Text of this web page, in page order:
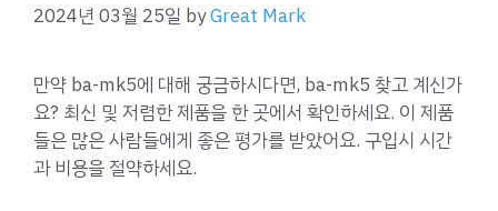
2024년 03월 25일 byGreat Mark
만약 ba-mk5에 대해 궁금하시다면, ba-mk5 찾고 계신가
요? 최신 및 저렴한 제품을 한 곳에서 확인하세요. 이 제품
들은 많은 사람들에게 좋은 평가를 받았어요. 구입시 시간
과 비용을 절약하세요.